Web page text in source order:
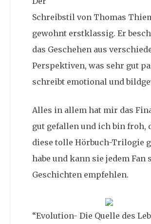
Schreibstil von Thomas
gewohnt erstklassig. Er
das Geschehen aus
Perspektiven, was sehr gut
schreibt emotional und
Alles in allem hat mir das
gut gefallen und ich bin froh,
diese tolle Hörbuch-Trilogie
habe und kann sie jedem Fan
Geschichten empfehlen.
“Evolution- Die Quelle des